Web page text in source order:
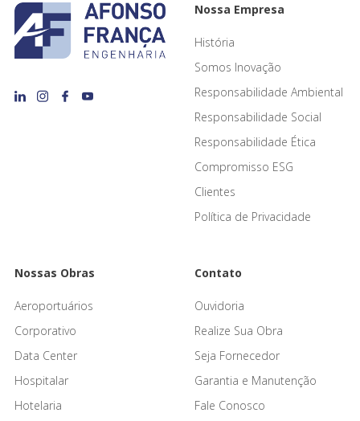
Nossa Empresa
História
Somos Inovação
Responsabilidade Ambiental
Responsabilidade Social
Responsabilidade Ética
Compromisso ESG
Clientes
Política de Privacidade
Nossas Obras
Aeroportuários
Corporativo
Data Center
Hospitalar
Hotelaria
Contato
Ouvidoria
Realize Sua Obra
Seja Fornecedor
Garantia e Manutenção
Fale Conosco